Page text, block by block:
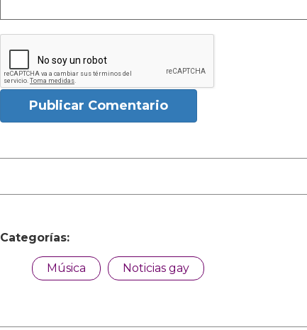
Publicar Comentario
Categorías:
Música Noticias gay